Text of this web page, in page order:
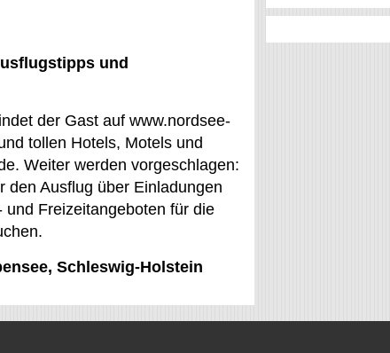
und
der Gast auf www.nordsee-
tollen Hotels, Motels und
Weiter werden vorgeschlagen:
den Ausflug über Einladungen
Freizeitangeboten für die
Schleswig-Holstein